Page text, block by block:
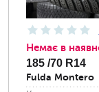
Немає в
185 /70 R14
Fulda Montero